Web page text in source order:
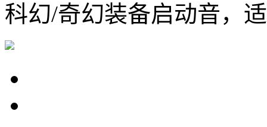
科幻/奇幻装备启动音，